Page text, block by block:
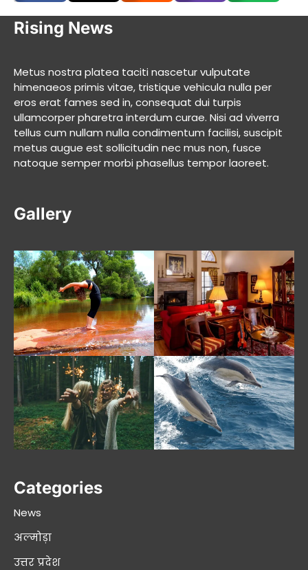
Rising News
Metus nostra platea taciti nascetur vulputate
himenaeos primis vitae, tristique vehicula nulla per
eros erat fames sed in, consequat dui turpis
ullamcorper pharetra interdum curae. Nisi ad viverra
tellus cum nullam nulla condimentum facilisi, suscipit
metus augue est sollicitudin nec mus non, fusce
natoque semper morbi phasellus tempor laoreet.
Gallery
Categories
News
अल्मोड़ा
उत्तर प्रदेश